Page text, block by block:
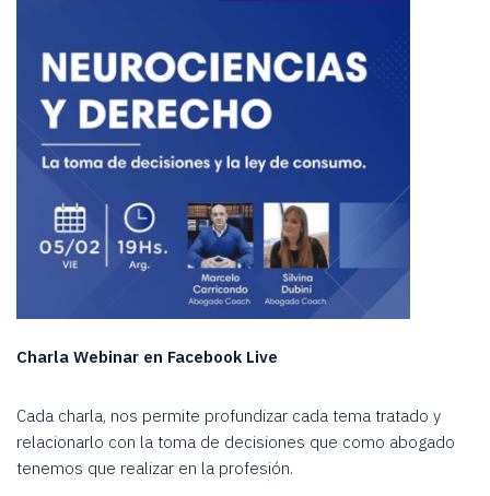
Charla Webinar en Facebook Live
Cada charla, nos permite profundizar cada tema tratado y
relacionarlo con la toma de decisiones que como abogado
tenemos que realizar en la profesión.